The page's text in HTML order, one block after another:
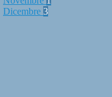
Dicembre 3